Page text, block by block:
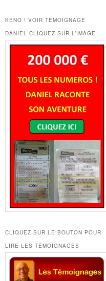
KENO ! VOIR TEMOIGNAGE
DANIEL CLIQUEZ SUR L’IMAGE
CLIQUEZ SUR LE BOUTON POUR
LIRE LES TÉMOIGNAGES